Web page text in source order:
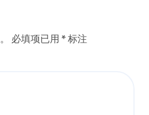
必填项已用 * 标注